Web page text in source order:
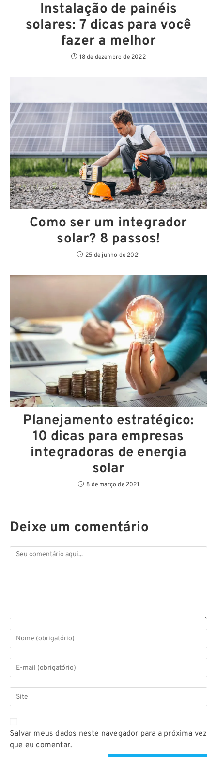
Instalação de painéis
solares: 7 dicas para você
fazer a melhor
18 de dezembro de 2022
Como ser um integrador
solar? 8 passos!
25 de junho de 2021
Planejamento estratégico:
10 dicas para empresas
integradoras de energia
solar
8 de março de 2021
Deixe um comentário
Salvar meus dados neste navegador para a próxima vez
que eu comentar.